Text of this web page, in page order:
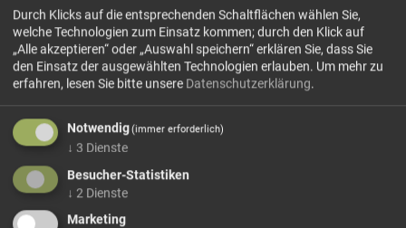
Kräftiges Brühe- und Würzgranulat aus dem Trentino,
gedacht für klare Brühen, Suppen und zum Abrunden
herzhafter Gerichte. Die Rezeptur ist klassisch und intensiv,
mit pflanzlichem Eiweißextrakt, Fleischauszug und
Gemüse – praktisch dosierbar für die Alltagsküche.
Durch Klicks auf die entsprechenden Schaltflächen wählen Sie,
welche Technologien zum Einsatz kommen; durch den Klick auf
„Alle akzeptieren“ oder „Auswahl speichern“ erklären Sie, dass Sie
den Einsatz der ausgewählten Technologien erlauben. Um mehr zu
erfahren, lesen Sie bitte unsere Datenschutzerklärung.
Notwendig(immer erforderlich)
↓ 3 Dienste
Besucher-Statistiken
↓ 2 Dienste
Marketing